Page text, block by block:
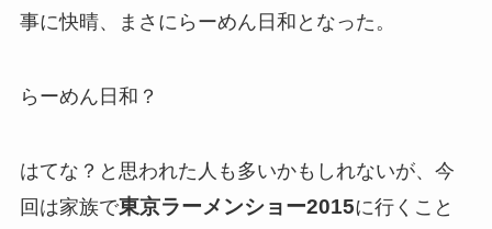
事に快晴、まさにらーめん日和となった。
らーめん日和？
はてな？と思われた人も多いかもしれないが、今
回は家族で東京ラーメンショー2015に行くこと